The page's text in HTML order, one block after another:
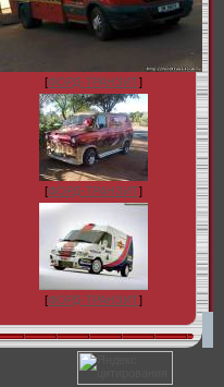
[ФОРД-ТРАНЗИТ]
[ФОРД-ТРАНЗИТ]
[ФОРД-ТРАНЗИТ]